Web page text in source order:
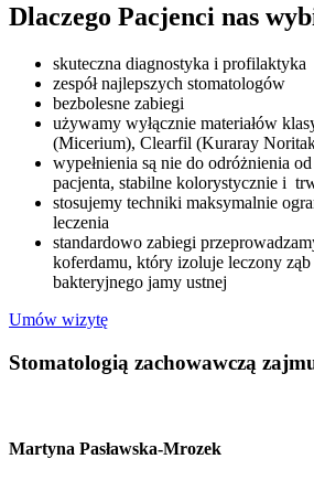
Dlaczego Pacjenci nas
skuteczna diagnostyka i profilaktyka
zespół najlepszych stomatologów
bezbolesne zabiegi
używamy wyłącznie materiałów
(Micerium), Clearfil (Kuraray
wypełnienia są nie do odróżnienia
pacjenta, stabilne kolorystycznie i
stosujemy techniki maksymalnie
leczenia
standardowo zabiegi
koferdamu, który izoluje leczony
bakteryjnego jamy ustnej
Umów wizytę
Stomatologią zachowawczą
Martyna Pasławska-Mrozek